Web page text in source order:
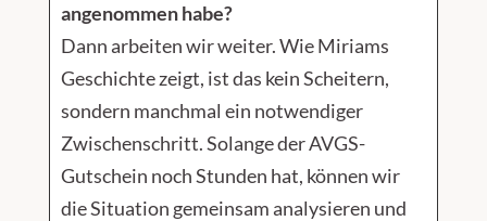
angenommen habe?
Dann arbeiten wir weiter. Wie Miriams
Geschichte zeigt, ist das kein Scheitern,
sondern manchmal ein notwendiger
Zwischenschritt. Solange der AVGS-
Gutschein noch Stunden hat, können wir
die Situation gemeinsam analysieren und